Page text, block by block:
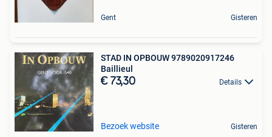
Gent Gisteren
STAD IN OPBOUW 9789020917246
Baillieul
€ 73,30 Details
Bezoek website Gisteren